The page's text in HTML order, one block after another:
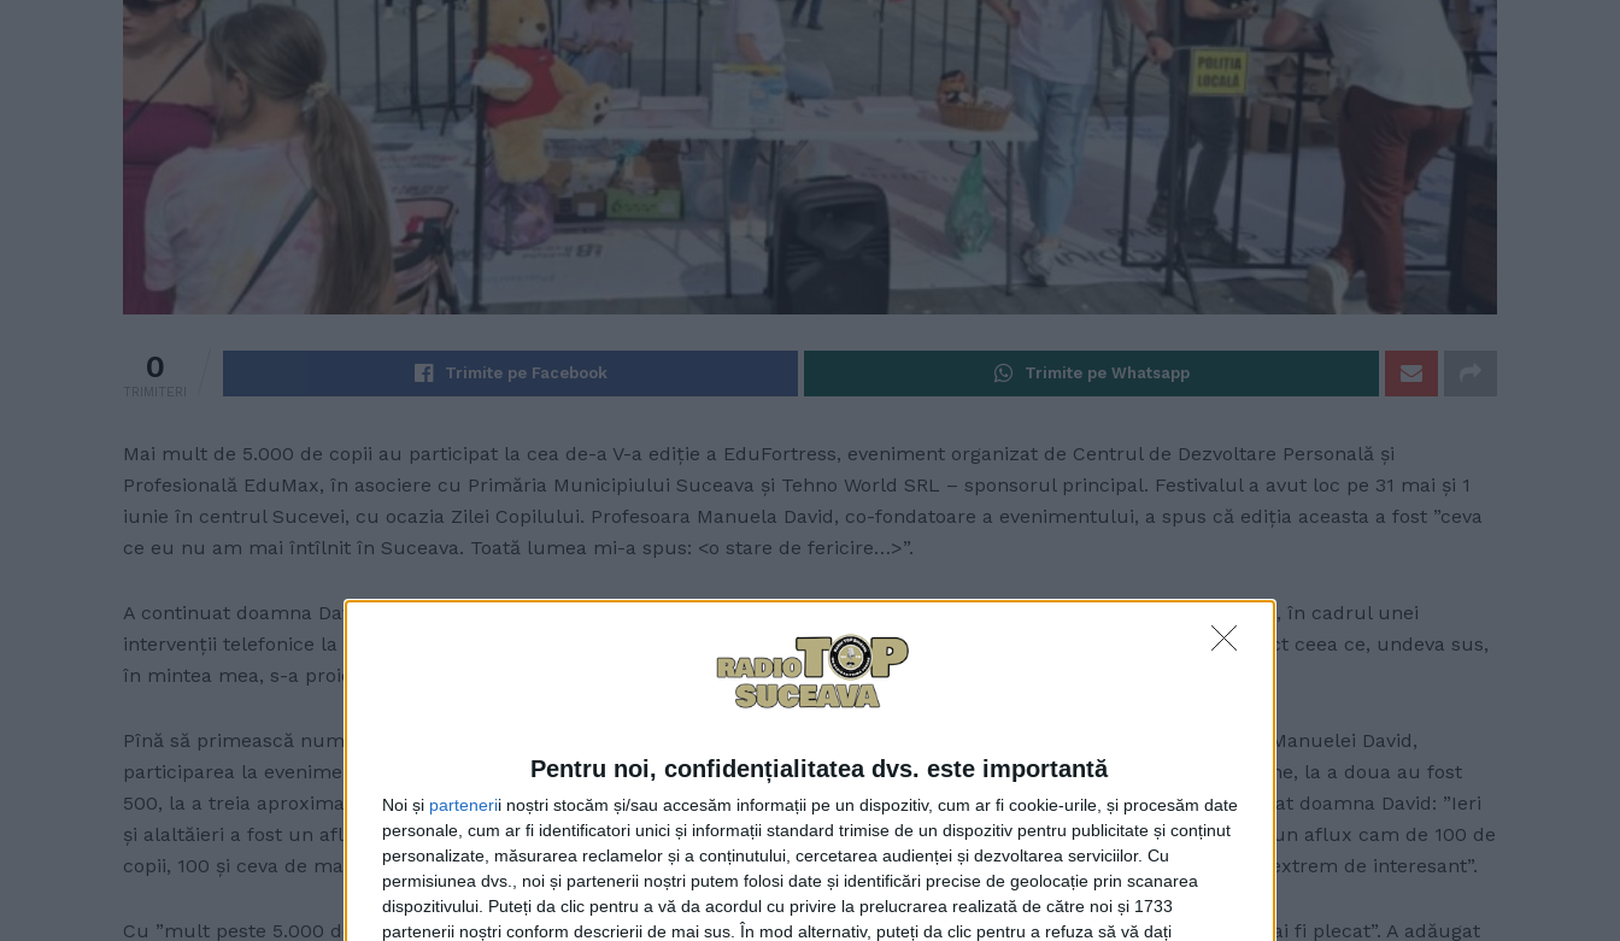
Pentru noi, confidențialitatea dvs. este importantă
Noi și partenerii noștri stocăm și/sau accesăm informații pe un dispozitiv, cum ar fi cookie-urile, și procesăm date
personale, cum ar fi identificatori unici și informații standard trimise de un dispozitiv pentru publicitate și conținut
personalizate, măsurarea reclamelor și a conținutului, cercetarea audienței și dezvoltarea serviciilor. Cu
permisiunea dvs., noi și partenerii noștri putem folosi date și identificări precise de geolocație prin scanarea
dispozitivului. Puteți da clic pentru a vă da acordul cu privire la prelucrarea realizată de către noi și 1733
partenerii noștri conform descrierii de mai sus. În mod alternativ, puteți da clic pentru a refuza să vă dați
0
TRIMITERI
Trimite pe Facebook Trimite pe Whatsapp
Mai mult de 5.000 de copii au participat la cea de-a V-a ediție a EduFortress, eveniment organizat de Centrul de Dezvoltare Personală și
Profesională EduMax, în asociere cu Primăria Municipiului Suceava și Tehno World SRL – sponsorul principal. Festivalul a avut loc pe 31 mai și 1
iunie în centrul Sucevei, cu ocazia Zilei Copilului. Profesoara Manuela David, co-fondatoare a evenimentului, a spus că ediția aceasta a fost ”ceva
ce eu nu am mai întîlnit în Suceava. Toată lumea mi-a spus: <o stare de fericire…>”.
A continuat doamna David, care este și coordonator al proiectelor de dezvoltare educațională din cadrul asociației Edu Max, în cadrul unei
intervenții telefonice la Radio Top: ”Totul normal, ca la un festival despre care citim sau pe care îl vedem în filme. Este exact ceea ce, undeva sus,
în mintea mea, s-a proiectat atunci cînd, acum cinci ani, am făcut o primă ediție”.
Pînă să primească numele de EduFortress, evenimentul s-a numit 1 Iunie, Tărîmul Copiilor sau Cetatea Poveștilor. Potrivit Manuelei David,
participarea la eveniment a crescut de la an la an. Dacă la prima ediție a EduFortress au participat în jur de 100 de persoane, la a doua au fost
500, la a treia aproximativ 2.000 de copii și aproape 2.000 de părinți, iar anul trecut 4-5.000 de participanți pe zi. A continuat doamna David: ”Ieri
și alaltăieri a fost un aflux continuu de părinți și copii care au participat la ateliere. Au fost ateliere care într-o oră au avut un aflux cam de 100 de
copii, 100 și ceva de materiale. O emulație deosebită, o stare de bine și de învățare și de petrecere a timpului într-un mod extrem de interesant”.
Cu ”mult peste 5.000 de copii” au participat în cele două zile la atelierele propuse de EduFortress. Cei mai mulți ”nu ar mai fi plecat”. A adăugat